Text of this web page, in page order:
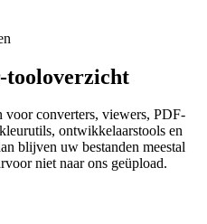
tooloverzicht
voor converters, viewers, PDF-
ontwikkelaarstools en
blijven uw bestanden meestal
niet naar ons geüpload.